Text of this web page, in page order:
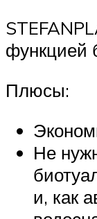
функцией
Плюсы:
Не
и, как